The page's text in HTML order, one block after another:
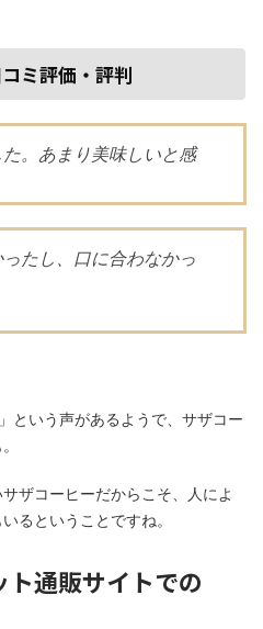
ミ評価・評判
。あまり美味しいと感
たし、口に合わなかっ
という声があるようで、サザコー
ザコーヒーだからこそ、人によ
るということですね。
ト通販サイトでの